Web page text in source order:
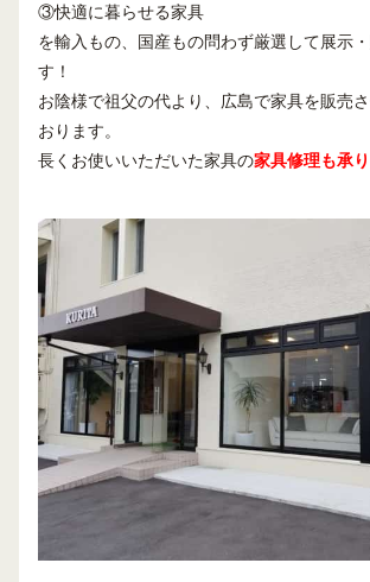
③快適に暮らせる家具
を輸入もの、国産もの問わず厳選して展示
す！
お陰様で祖父の代より、広島で家具を販売
おります。
長くお使いいただいた家具の家具修理も承